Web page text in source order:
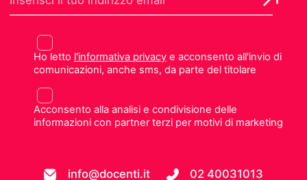
Ho letto l'informativa privacye acconsento all'invio di
comunicazioni, anche sms, da parte del titolare
Acconsento alla analisi e condivisione delle
informazioni con partner terzi per motivi di marketing
info@docenti.it 02 40031013